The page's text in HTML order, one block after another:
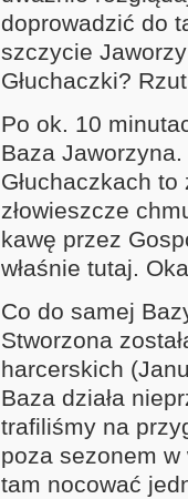
doprowadzić do
szczycie
Głuchaczki?
Po ok. 10
Baza Jaworzyna.
Głuchaczkach
złowieszcze
kawę przez
właśnie tutaj.
Co do samej
Stworzona
harcerskich
Baza działa
trafiliśmy na
poza sezonem
tam nocować